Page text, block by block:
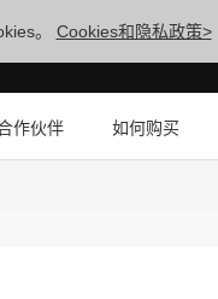
。 Cookies和隐私政策>
作伙伴 如何购买